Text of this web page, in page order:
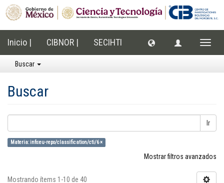
Inicio | CIBNOR | SECIHTI
Buscar
Buscar
Ir
Materia: info:eu-repo/classification/cti/6 ×
Mostrar filtros avanzados
Mostrando ítems 1-10 de 40